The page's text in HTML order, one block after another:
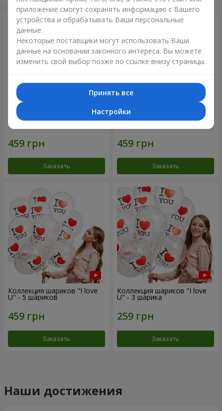
Коллекция шариков
"Смайлики" - 5 шариков
Заказать
Коллекция шариков
Заказать
Коллекция шариков "I love
U" - 5 шариков
Заказать
Коллекция шариков "I love
U" - 3 шарика
Заказать
Наши достижения
приложение смогут сохранять информацию с Вашего
устройства и обрабатывать Ваши персональные
данные.
Некоторые поставщики могут использовать Ваши
данные на основании законного интереса. Вы можете
изменить свой выбор позже по ссылке внизу страницы.
Принять все
Настройки